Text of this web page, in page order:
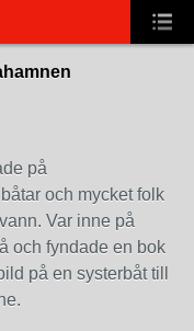
på
och mycket folk
Var inne på
och fyndade en bok
på en systerbåt till